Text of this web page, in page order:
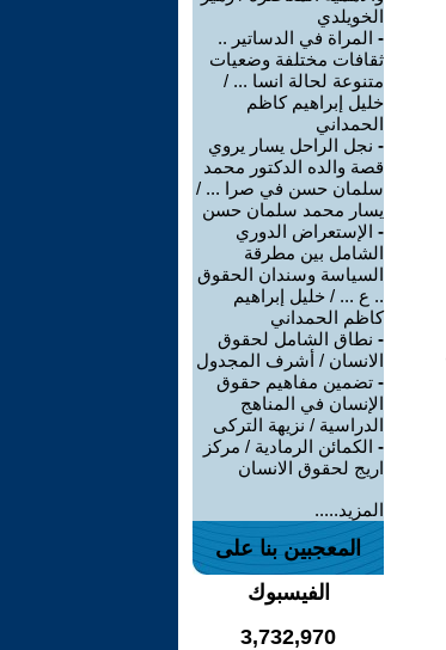
الخويلدي
- المراة في الدساتير ..
ثقافات مختلفة وضعيات
متنوعة لحالة انسا ... /
خليل إبراهيم كاظم
الحمداني
- نجل الراحل يسار يروي
قصة والده الدكتور محمد
سلمان حسن في صرا ... /
يسار محمد سلمان حسن
- الإستعراض الدوري
الشامل بين مطرقة
السياسة وسندان الحقوق
.. ع ... / خليل إبراهيم
كاظم الحمداني
- نطاق الشامل لحقوق
الانسان / أشرف المجدول
- تضمين مفاهيم حقوق
الإنسان في المناهج
الدراسية / نزيهة التركى
- الكمائن الرمادية / مركز
اريج لحقوق الانسان
المزيد.....
المعجبين بنا على
الفيسبوك
3,732,970